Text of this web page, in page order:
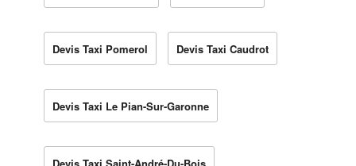
Devis Taxi Pomerol Devis Taxi Caudrot
Devis Taxi Le Pian-Sur-Garonne